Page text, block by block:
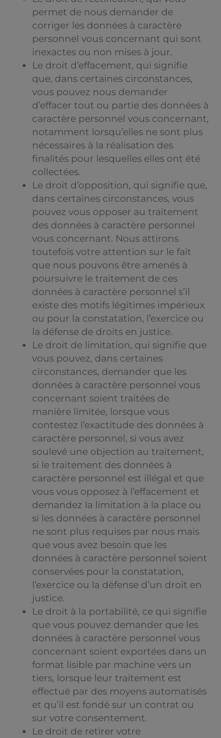
permet de nous demander de
corriger les données à caractère
personnel vous concernant qui sont
inexactes ou non mises à jour.
Le droit d’effacement, qui signifie
que, dans certaines circonstances,
vous pouvez nous demander
d’effacer tout ou partie des données à
caractère personnel vous concernant,
notamment lorsqu’elles ne sont plus
nécessaires à la réalisation des
finalités pour lesquelles elles ont été
collectées.
Le droit d’opposition, qui signifie que,
dans certaines circonstances, vous
pouvez vous opposer au traitement
des données à caractère personnel
vous concernant. Nous attirons
toutefois votre attention sur le fait
que nous pouvons être amenés à
poursuivre le traitement de ces
données à caractère personnel s’il
existe des motifs légitimes impérieux
ou pour la constatation, l’exercice ou
la défense de droits en justice.
Le droit de limitation, qui signifie que
vous pouvez, dans certaines
circonstances, demander que les
données à caractère personnel vous
concernant soient traitées de
manière limitée, lorsque vous
contestez l’exactitude des données à
caractère personnel, si vous avez
soulevé une objection au traitement,
si le traitement des données à
caractère personnel est illégal et que
vous vous opposez à l’effacement et
demandez la limitation à la place ou
si les données à caractère personnel
ne sont plus requises par nous mais
que vous avez besoin que les
données à caractère personnel soient
conservées pour la constatation,
l’exercice ou la défense d’un droit en
justice.
Le droit à la portabilité, ce qui signifie
que vous pouvez demander que les
données à caractère personnel vous
concernant soient exportées dans un
format lisible par machine vers un
tiers, lorsque leur traitement est
effectué par des moyens automatisés
et qu’il est fondé sur un contrat ou
sur votre consentement.
Le droit de retirer votre